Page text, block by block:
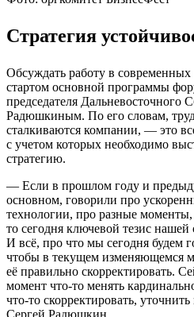
Стратегия
Обсуждать работу в
стартом основной программы
председателя Дальневосточного
Радюшкиным. По его словам,
сталкиваются компании, — это
с учетом которых необходимо
стратегию.
— Если в прошлом году и
основном, говорили про
технологии, про разные
то сегодня ключевой тезис
И всё, про что мы сегодня будем
чтобы в текущем изменяющемся
её правильно скорректировать.
момент что-то менять
что-то скорректировать,
Сергей Радюшкин.